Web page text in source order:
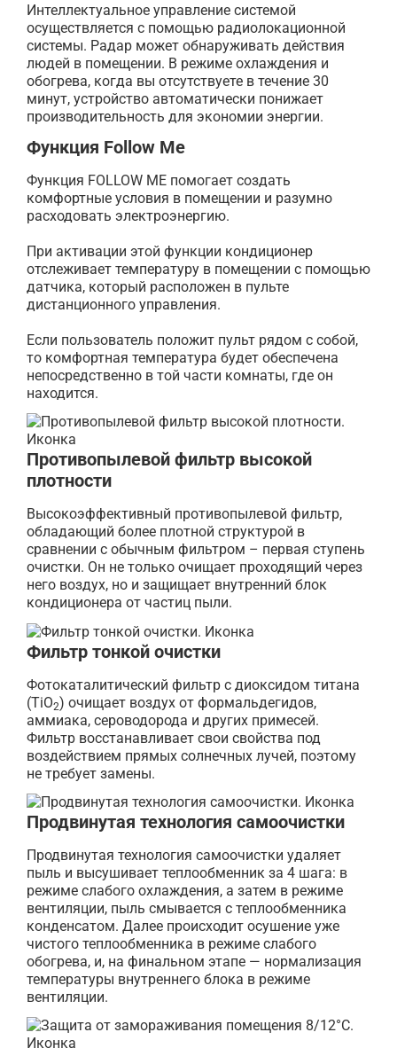
Интеллектуальное управление системой
осуществляется с помощью радиолокационной
системы. Радар может обнаруживать действия
людей в помещении. В режиме охлаждения и
обогрева, когда вы отсутствуете в течение 30
минут, устройство автоматически понижает
производительность для экономии энергии.
Функция Follow Me
Функция FOLLOW ME помогает создать
комфортные условия в помещении и разумно
расходовать электроэнергию.
При активации этой функции кондиционер
отслеживает температуру в помещении с помощью
датчика, который расположен в пульте
дистанционного управления.
Если пользователь положит пульт рядом с собой,
то комфортная температура будет обеспечена
непосредственно в той части комнаты, где он
находится.
Противопылевой фильтр высокой
плотности
Высокоэффективный противопылевой фильтр,
обладающий более плотной структурой в
сравнении с обычным фильтром – первая ступень
очистки. Он не только очищает проходящий через
него воздух, но и защищает внутренний блок
кондиционера от частиц пыли.
Фильтр тонкой очистки
Фотокаталитический фильтр с диоксидом титана
(TiO2) очищает воздух от формальдегидов,
аммиака, сероводорода и других примесей.
Фильтр восстанавливает свои свойства под
воздействием прямых солнечных лучей, поэтому
не требует замены.
Продвинутая технология самоочистки
Продвинутая технология самоочистки удаляет
пыль и высушивает теплообменник за 4 шага: в
режиме слабого охлаждения, а затем в режиме
вентиляции, пыль смывается с теплообменника
конденсатом. Далее происходит осушение уже
чистого теплообменника в режиме слабого
обогрева, и, на финальном этапе — нормализация
температуры внутреннего блока в режиме
вентиляции.